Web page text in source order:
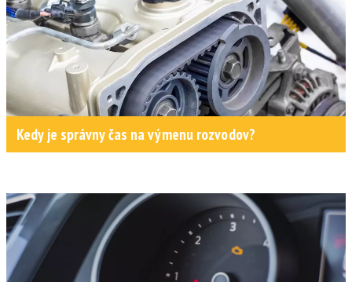
Kedy je správny čas na výmenu rozvodov?